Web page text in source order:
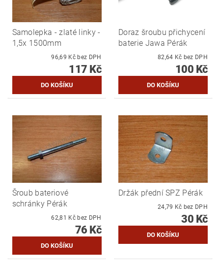
Samolepka - zlaté linky -
1,5x 1500mm
96,69 Kč bez DPH
117 Kč
Doraz šroubu přichycení
baterie Jawa Pérák
82,64 Kč bez DPH
100 Kč
Šroub bateriové
schránky Pérák
62,81 Kč bez DPH
76 Kč
Držák přední SPZ Pérák
24,79 Kč bez DPH
30 Kč